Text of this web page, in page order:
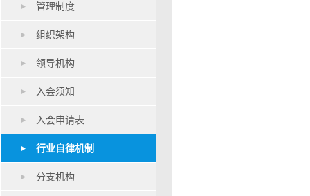
管理制度
组织架构
领导机构
入会须知
入会申请表
行业自律机制
分支机构